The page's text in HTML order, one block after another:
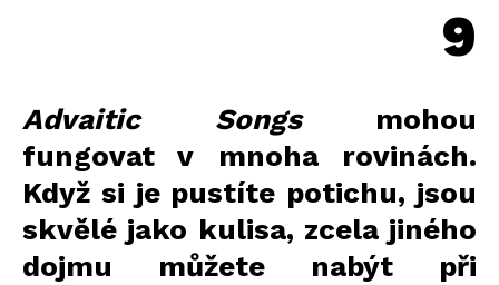
9
Advaitic Songsmohou
fungovat v mnoha rovinách.
Když si je pustíte potichu, jsou
skvělé jako kulisa, zcela jiného
dojmu můžete nabýt při